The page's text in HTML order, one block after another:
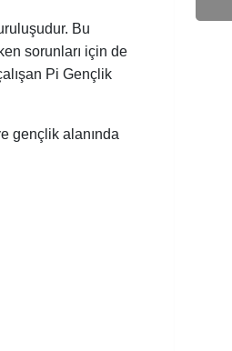
Bu
sorunları için de
Pi Gençlik
gençlik alanında